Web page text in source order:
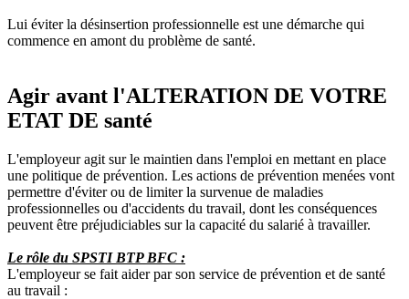
Lui éviter la désinsertion professionnelle est une démarche qui
commence en amont du problème de santé.
Agir avant l'ALTERATION DE VOTRE
ETAT DE santé
L'employeur agit sur le maintien dans l'emploi en mettant en place
une politique de prévention. Les actions de prévention menées vont
permettre d'éviter ou de limiter la survenue de maladies
professionnelles ou d'accidents du travail, dont les conséquences
peuvent être préjudiciables sur la capacité du salarié à travailler.
Le rôle du SPSTI BTP BFC :
L'employeur se fait aider par son service de prévention et de santé
au travail :